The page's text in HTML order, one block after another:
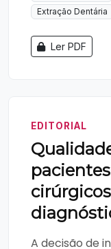
Extração Dentária
Ler PDF
EDITORIAL
A decisão de